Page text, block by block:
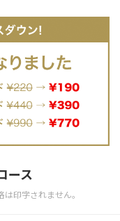
ース
印字されません。